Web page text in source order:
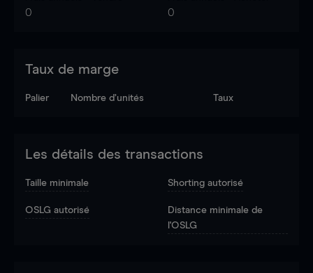
0 0
Taux de marge
Palier Nombre d’unités Taux
Les détails des transactions
Taille minimale Shorting autorisé
OSLG autorisé
Distance minimale de
l'OSLG